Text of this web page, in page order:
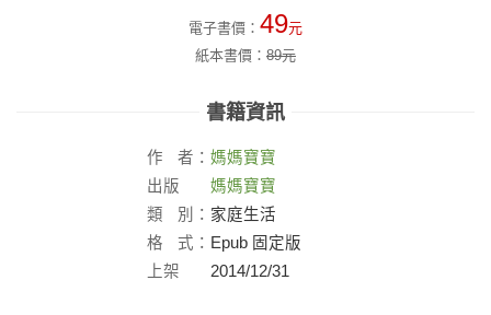
電子書價： 49元
紙本書價： 89元
書籍資訊
作 者： 媽媽寶寶
出版
社：
媽媽寶寶
類
別： 家庭生活
格
式： Epub 固定版
上架
2014/12/31